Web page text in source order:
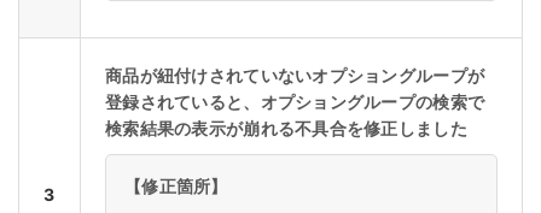
3
商品が紐付けされていないオプショングループが
登録されていると、オプショングループの検索で
検索結果の表示が崩れる不具合を修正しました
【修正箇所】